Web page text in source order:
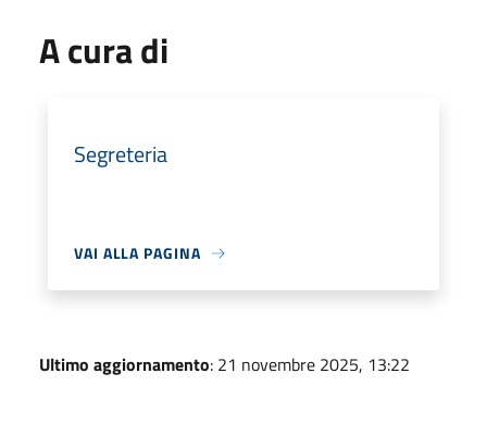
A cura di
Segreteria
VAI ALLA PAGINA
Ultimo aggiornamento: 21 novembre 2025, 13:22